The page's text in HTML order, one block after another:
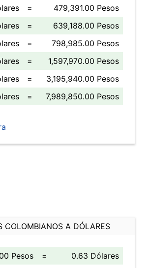
=
479,391.00 Pesos
=
639,188.00 Pesos
=
798,985.00 Pesos
=
1,597,970.00 Pesos
=
3,195,940.00 Pesos
= 7,989,850.00 Pesos
COLOMBIANOS A DÓLARES
Pesos =
0.63 Dólares